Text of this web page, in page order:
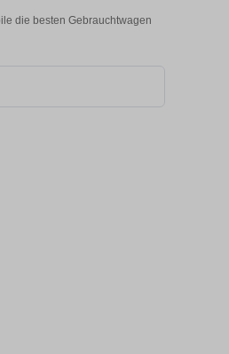
die besten Gebrauchtwagen